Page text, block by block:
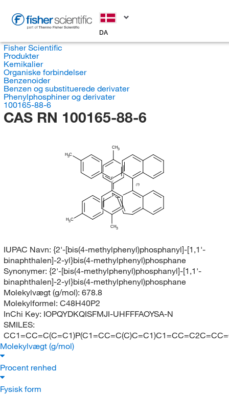
DA
Fisher Scientific
Produkter
Kemikalier
Organiske forbindelser
Benzenoider
Benzen og substituerede derivater
Phenylphosphiner og derivater
100165-88-6
CAS RN 100165-88-6
H3C
P
CH3
P
H3C
CH3
(?)
IUPAC Navn: {2'-[bis(4-methylphenyl)phosphanyl]-[1,1'-
binaphthalen]-2-yl}bis(4-methylphenyl)phosphane
Synonymer: {2'-[bis(4-methylphenyl)phosphanyl]-[1,1'-
binaphthalen]-2-yl}bis(4-methylphenyl)phosphane
Molekylvægt (g/mol): 678.8
Molekylformel: C48H40P2
InChi Key: IOPQYDKQISFMJI-UHFFFAOYSA-N
SMILES:
Molekylvægt (g/mol)
Procent renhed
Fysisk form